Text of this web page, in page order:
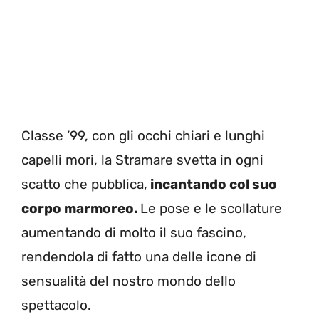
Classe ’99, con gli occhi chiari e lunghi
capelli mori, la Stramare svetta in ogni
scatto che pubblica, incantando col suo
corpo marmoreo. Le pose e le scollature
aumentando di molto il suo fascino,
rendendola di fatto una delle icone di
sensualità del nostro mondo dello
spettacolo.